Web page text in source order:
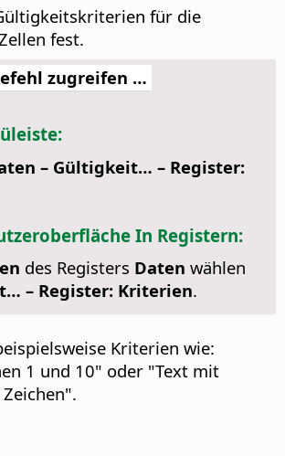
für die
fest.
zugreifen …
– Gültigkeit… – Register:
In Registern:
des Registers Daten wählen
– Register: Kriterien.
Kriterien wie:
1 und 10" oder "Text mit